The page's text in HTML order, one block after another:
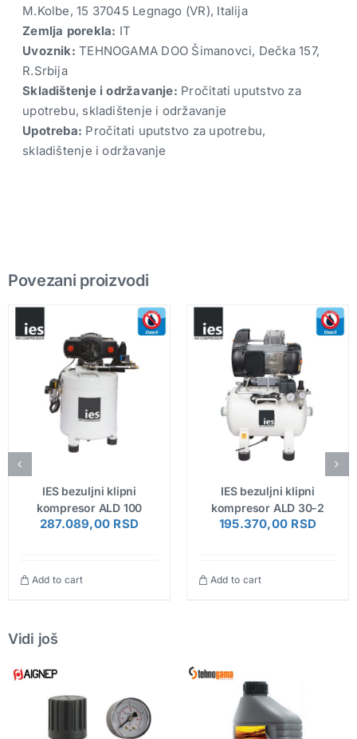
M.Kolbe, 15 37045 Legnago (VR), Italija
Zemlja porekla: IT
Uvoznik: TEHNOGAMA DOO Šimanovci, Dečka 157,
R.Srbija
Skladištenje i održavanje: Pročitati uputstvo za
upotrebu, skladištenje i održavanje
Upotreba: Pročitati uputstvo za upotrebu,
skladištenje i održavanje
Povezani proizvodi
IES bezuljni klipni
kompresor ALD 100
287.089,00 RSD
Add to cart
IES bezuljni klipni
kompresor ALD 30-2
195.370,00 RSD
Add to cart
Vidi još